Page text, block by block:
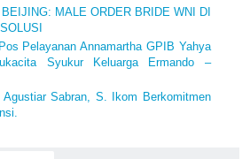
MALE ORDER BRIDE WNI DI
Pelayanan Annamartha GPIB Yahya
Syukur Keluarga Ermando –
Agustiar Sabran, S. Ikom Berkomitmen